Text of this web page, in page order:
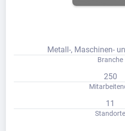
Metall-, Maschinen-
Branche
250
11
Standorte